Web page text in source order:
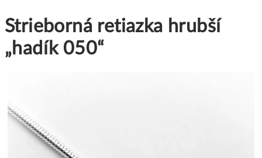
košík
Strieborná retiazka hrubší
„hadík 050“